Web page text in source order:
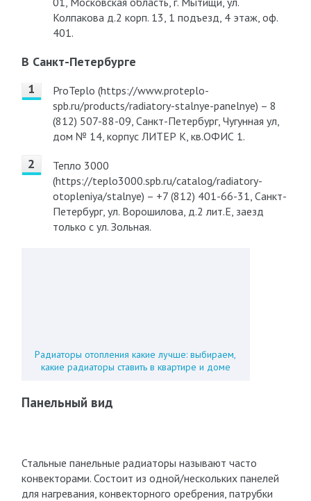
Колпакова д.2 корп. 13, 1 подъезд, 4 этаж, оф.
401.
В Санкт-Петербурге
ProTeplo (https://www.proteplo-
spb.ru/products/radiatory-stalnye-panelnye) – 8
(812) 507-88-09, Санкт-Петербург, Чугунная ул,
дом № 14, корпус ЛИТЕР К, кв.ОФИС 1.
Тепло 3000
(https://teplo3000.spb.ru/catalog/radiatory-
otopleniya/stalnye) – +7 (812) 401-66-31, Санкт-
Петербург, ул. Ворошилова, д.2 лит.Е, заезд
только с ул. Зольная.
Радиаторы отопления какие лучше: выбираем,
какие радиаторы ставить в квартире и доме
Панельный вид
Стальные панельные радиаторы называют часто
конвекторами. Состоит из одной/нескольких панелей
для нагревания, конвекторного оребрения, патрубки